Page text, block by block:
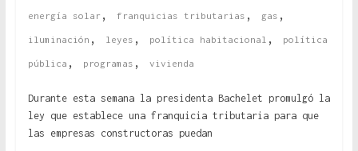
energía solar, franquicias tributarias , gas ,
iluminación , leyes , política habitacional , política
pública , programas , vivienda
Durante esta semana la presidenta Bachelet promulgó la
ley que establece una franquicia tributaria para que
las empresas constructoras puedan